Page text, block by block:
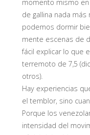
momento mismo
de gallina nada más
podemos dormir
mente escenas de
fácil explicar lo que
terremoto de 7,5
otros).
Hay experiencias
el temblor, sino
Porque los
intensidad del